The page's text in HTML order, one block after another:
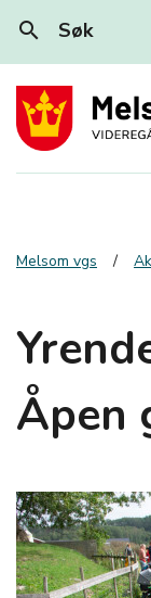
search Søk
Melsom vgs
Åpen